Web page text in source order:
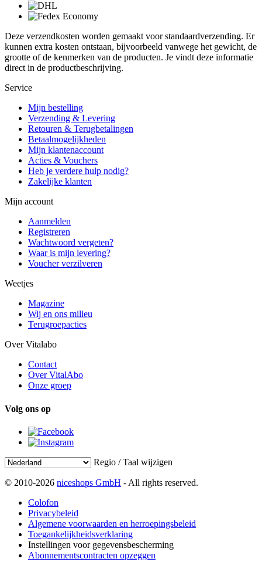
Deze verzendkosten worden gemaakt voor standaardverzending. Er
kunnen extra kosten ontstaan, bijvoorbeeld vanwege het gewicht, de
grootte of de kenmerken van de producten. Je vindt deze informatie
direct in de productbeschrijving.
Service
Mijn bestelling
Verzending & Levering
Retouren & Terugbetalingen
Betaalmogelijkheden
Mijn klantenaccount
Acties & Vouchers
Heb je verdere hulp nodig?
Zakelijke klanten
Mijn account
Aanmelden
Registreren
Wachtwoord vergeten?
Waar is mijn levering?
Voucher verzilveren
Weetjes
Magazine
Wij en ons milieu
Terugroepacties
Over Vitalabo
Contact
Over VitalAbo
Onze groep
Volg ons op
Regio / Taal wijzigen
© 2010-2026 niceshops GmbH - All rights reserved.
Colofon
Privacybeleid
Algemene voorwaarden en herroepingsbeleid
Toegankelijkheidsverklaring
Instellingen voor gegevensbescherming
Abonnementscontracten opzeggen